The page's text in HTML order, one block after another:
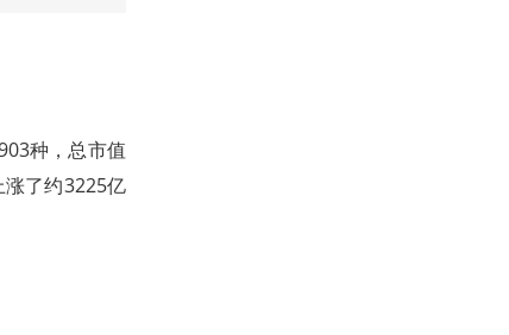
种，总市值
了约3225亿